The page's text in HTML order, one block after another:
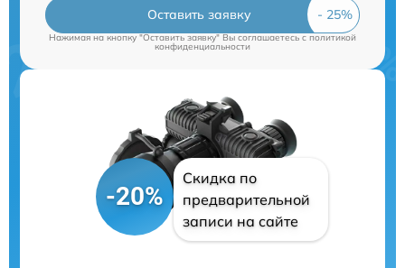
Оставить заявку
Нажимая на кнопку "Оставить заявку" Вы соглашаетесь cполитикой
конфиденциальности
-20%
Скидка по
предварительной
записи на сайте